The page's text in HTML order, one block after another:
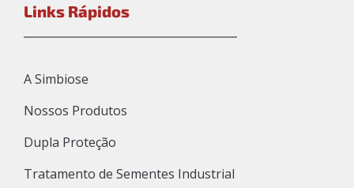
Links Rápidos
A Simbiose
Nossos Produtos
Dupla Proteção
Tratamento de Sementes Industrial